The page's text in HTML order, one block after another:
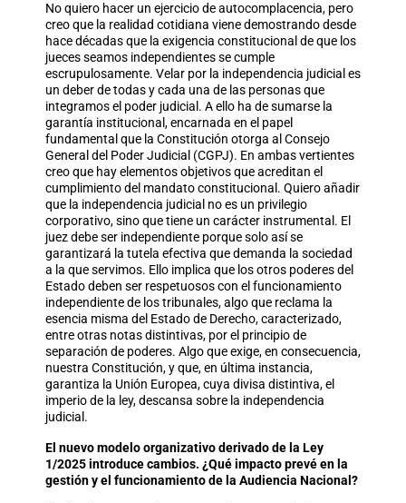
No quiero hacer un ejercicio de autocomplacencia, pero
creo que la realidad cotidiana viene demostrando desde
hace décadas que la exigencia constitucional de que los
jueces seamos independientes se cumple
escrupulosamente. Velar por la independencia judicial es
un deber de todas y cada una de las personas que
integramos el poder judicial. A ello ha de sumarse la
garantía institucional, encarnada en el papel
fundamental que la Constitución otorga al Consejo
General del Poder Judicial (CGPJ). En ambas vertientes
creo que hay elementos objetivos que acreditan el
cumplimiento del mandato constitucional. Quiero añadir
que la independencia judicial no es un privilegio
corporativo, sino que tiene un carácter instrumental. El
juez debe ser independiente porque solo así se
garantizará la tutela efectiva que demanda la sociedad
a la que servimos. Ello implica que los otros poderes del
Estado deben ser respetuosos con el funcionamiento
independiente de los tribunales, algo que reclama la
esencia misma del Estado de Derecho, caracterizado,
entre otras notas distintivas, por el principio de
separación de poderes. Algo que exige, en consecuencia,
nuestra Constitución, y que, en última instancia,
garantiza la Unión Europea, cuya divisa distintiva, el
imperio de la ley, descansa sobre la independencia
judicial.
El nuevo modelo organizativo derivado de la Ley
1/2025 introduce cambios. ¿Qué impacto prevé en la
gestión y el funcionamiento de la Audiencia Nacional?